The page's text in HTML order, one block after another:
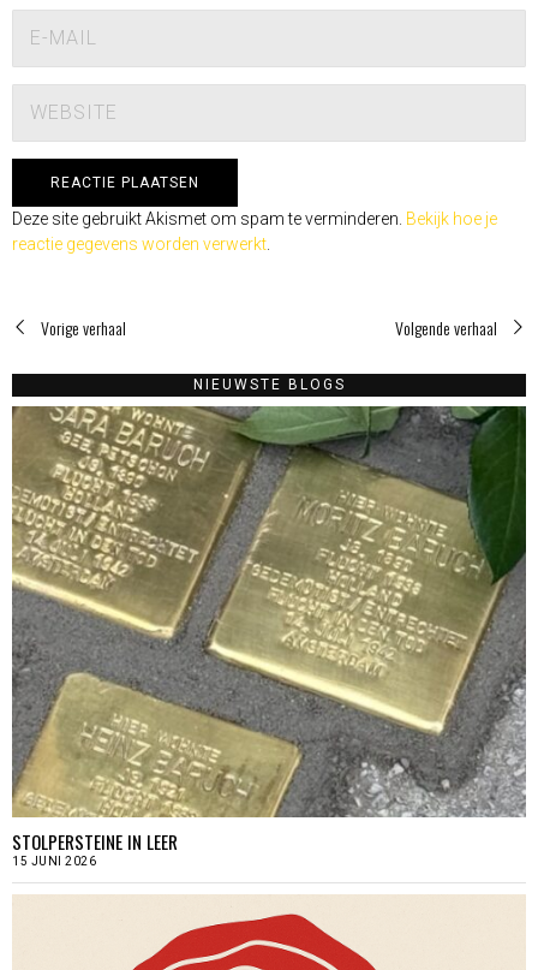
Deze site gebruikt Akismet om spam te verminderen. Bekijk hoe je
reactie gegevens worden verwerkt
Vorige verhaal Volgende verhaal
NIEUWSTE BLOGS
STOLPERSTEINE IN LEER
15 JUNI 2026